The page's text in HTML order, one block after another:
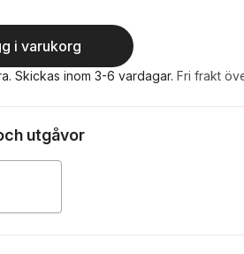
i varukorg
Skickas inom 3-6 vardagar. Fri frakt
utgåvor